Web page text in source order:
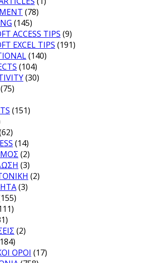
(78)
(145)
ACCESS TIPS (9)
EXCEL TIPS (191)
(140)
(104)
(30)
(75)
(151)
(14)
(2)
(3)
(2)
(3)
(2)
ΟΡΟΙ (17)